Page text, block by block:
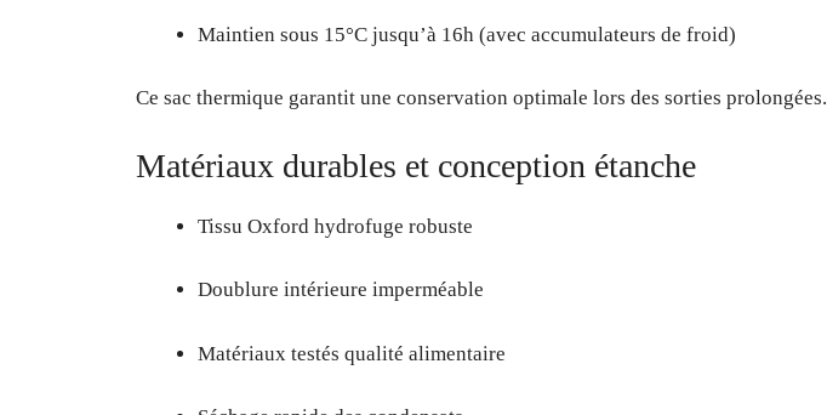
Maintien sous 15°C jusqu’à 16h (avec accumulateurs de froid)
Ce sac thermique garantit une conservation optimale lors des sorties prolongées.
Matériaux durables et conception étanche
Tissu Oxford hydrofuge robuste
Doublure intérieure imperméable
Matériaux testés qualité alimentaire